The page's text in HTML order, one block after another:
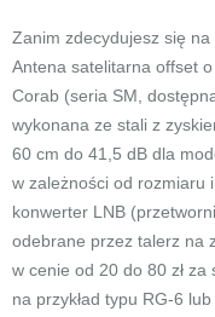
Zanim zdecydujesz się
Antena satelitarna offset
Corab (seria SM,
wykonana ze stali z
60 cm do 41,5 dB dla
w zależności od rozmiaru
konwerter LNB
odebrane przez talerz na
w cenie od 20 do 80 zł
na przykład typu RG-6